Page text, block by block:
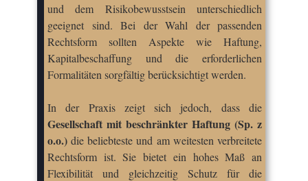
und dem Risikobewusstsein unterschiedlich
geeignet sind. Bei der Wahl der passenden
Rechtsform sollten Aspekte wie Haftung,
Kapitalbeschaffung und die erforderlichen
Formalitäten sorgfältig berücksichtigt werden.
In der Praxis zeigt sich jedoch, dass die
Gesellschaft mit beschränkter Haftung (Sp. z
o.o.) die beliebteste und am weitesten verbreitete
Rechtsform ist. Sie bietet ein hohes Maß an
Flexibilität und gleichzeitig Schutz für die